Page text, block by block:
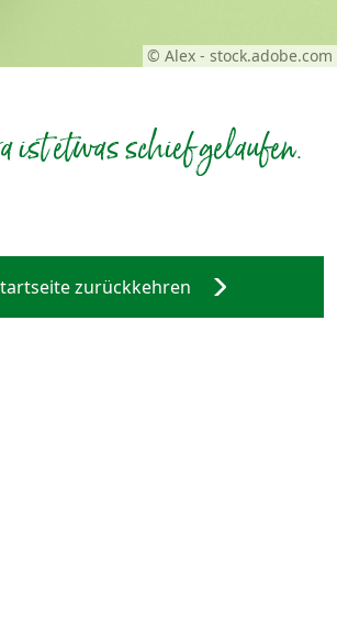
© Alex - stock.adobe.com
ist etwas schief gelaufen.
zurückkehren